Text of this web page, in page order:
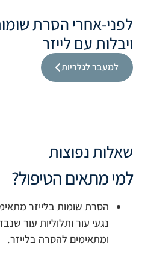
לפני-אחרי הסרת
ויבלות עם לייזר
למעבר לגלריות
שאלות נפוצות
למי מתאים הטיפול?
הסרת שומות בלייזר
נגעי עור ותלוליות עור
ומתאימים להסרה בלייזר.